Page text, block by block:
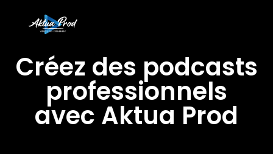
Créez des podcasts
professionnels
avec Aktua Prod